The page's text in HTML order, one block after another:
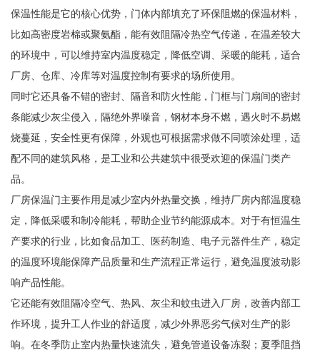
保温性能是它的核心优势，门体内部填充了环保阻燃的保温材料，
比如高密度岩棉或聚氨酯，能有效阻隔冷热空气传递，在温差较大
的环境中，可以维持室内温度稳定，降低空调、采暖的能耗，适合
厂房、仓库、冷库等对温度控制有要求的场所使用。
同时它还具备不错的密封、隔音和防火性能，门框与门扇间的密封
条能减少灰尘侵入，隔绝外界噪音，钢材本身不燃，遇火时不易燃
烧蔓延，安全性更有保障，外观也可根据需求做不同喷涂处理，适
配不同的建筑风格，是工业和公共建筑中很受欢迎的保温门类产
品。
厂房保温门主要作用是减少室内外热量交换，维持厂房内部温度稳
定，降低采暖和制冷能耗，帮助企业节约能源成本。对于有恒温生
产要求的行业，比如食品加工、医药制造、电子元器件生产，稳定
的温度环境能保障产品质量和生产流程正常运行，避免温度波动影
响产品性能。
它还能有效阻隔冷空气、热风、灰尘和蚊虫进入厂房，改善内部工
作环境，提升工人作业的舒适度，减少外界恶劣气候对生产的影
响。在冬季防止室内热量快速流失，避免管道设备冻裂；夏季阻挡